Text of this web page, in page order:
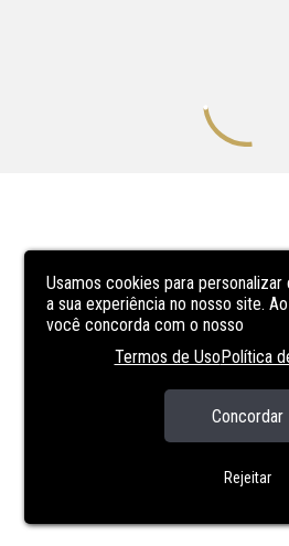
Usamos cookies para
a sua experiência no nosso site.
você concorda com o nosso
Termos de UsoPolítica
Concordar
Rejeitar